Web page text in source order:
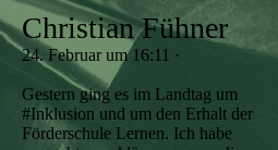
Christian Fühner
24. Februar um 16:11 ·
Gestern ging es im Landtag um
#Inklusion und um den Erhalt der
Förderschule Lernen. Ich habe